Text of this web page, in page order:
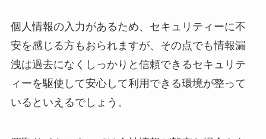
個人情報の入力があるため、セキュリティーに不
安を感じる方もおられますが、その点でも情報漏
洩は過去になくしっかりと信頼できるセキュリテ
ィーを駆使して安心して利用できる環境が整って
いるといえるでしょう。